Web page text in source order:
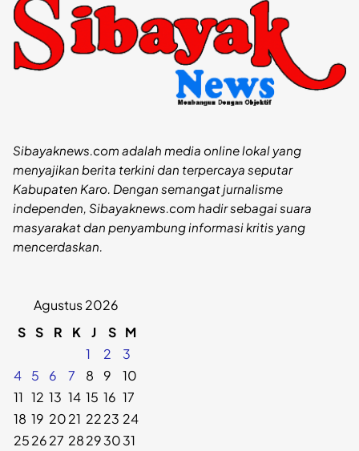
Sibayaknews.com adalah media online lokal yang
menyajikan berita terkini dan terpercaya seputar
Kabupaten Karo. Dengan semangat jurnalisme
independen, Sibayaknews.com hadir sebagai suara
masyarakat dan penyambung informasi kritis yang
mencerdaskan.
Agustus 2026
S S R K J S M
1
2
3
4
5 6 7 8 9
10
11 12 13 14 15 16 17
18 19 2021 2223 24
252627 28293031